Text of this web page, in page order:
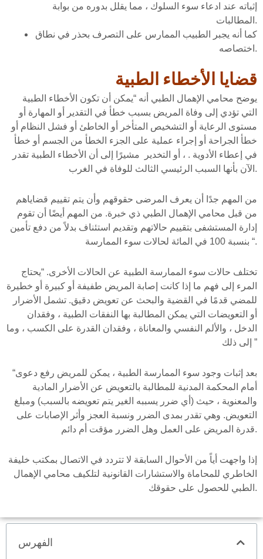
إثباته عند ادعاء سوء السلوك ، مما يقلل بدوره من بوابة
المطالبات.
كما أنه يجبر الطبيب الممارس على التصرف بحذر في نطاق
اختصاصه.
قضايا الأخطاء الطبية
يوضح محامي الإهمال الطبي أنه “يمكن أن تكون الأخطاء الطبية
التي تؤدي إلى وفاة المريض بسبب خطأ في التقدير أو المهارة أو
مستوى الرعاية أو التشخيص المتأخر أو الخاطئ أو فشل النظام أو
خطأ الجراحة أو إجراء عملية على الجزء الخطأ من الجسم أو خطأ
في إعطاء الأدوية . ، أو التخدير مشيرًا إلى أن الأخطاء الطبية تقدر
الآن بأنها السبب الرئيسي الثالث للوفاة في الغرب.
من المهم جدًا أن يعرف المرضى حقوقهم وأن يتم تقييم قضاياهم
من قبل محامي الإهمال الطبي ذي خبرة. من المهم أيضًا أن تقوم
إدارة المستشفى بتقييم حالاتهم وتقديم استئناف بدلاً من دفع تأمين
بنسبة 100 في المائة لحالات سوء الممارسة “.
تختلف حالات سوء الممارسة الطبية عن الحالات الأخرى. “يحتاج
المرء إلى فهم ما إذا كانت إصابة المريض طفيفة أو كبيرة أو خطيرة
للمضي قدمًا في القضية والبحث عن تعويض دقيق. تشمل الأضرار
أو التعويضات التي يمكن المطالبة بها النفقات الطبية ، وفقدان
الدخل ، والألم النفسي والمعاناة ، وفقدان القدرة على الكسب ، وما
إلى ذلك ”
“بعد إثبات وجود سوء الممارسة الطبية ، يمكن للمريض رفع دعوى
أمام المحكمة المدنية للمطالبة بالتعويض عن الأضرار المادية
والمعنوية ، حيث (أي ضرر يسببه الغير يتم تعويضه بالسبب) ومبلغ
التعويض. وهي تقدر بمدى الضرر ونسبة العجز وأثر الإصابات على
قدرة المريض على العمل وهل الضرر مؤقت أم دائم.
إذا واجهت أياً من الأحوال السابقة لا تتردد في الاتصال بمكتب خليفة
الخاطري للمحاماة والاستشارات القانونية لتلكيف محامي الإهمال
الطبي للحصول على حقوقك.
الفهرس